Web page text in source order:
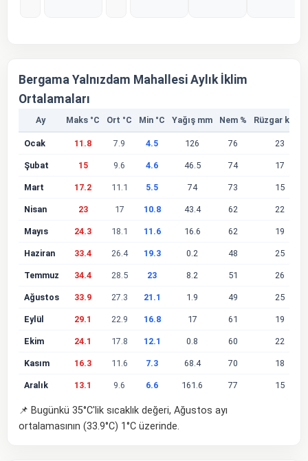
Bergama Yalnızdam Mahallesi Aylık İklim
Ortalamaları
Ay Maks °C Ort °C Min °C Yağış mm Nem % Rüzgar km/s
Ocak 11.8 7.9 4.5 126 76 23
Şubat 15 9.6 4.6 46.5 74 17
Mart 17.2 11.1 5.5 74 73 15
Nisan 23 17 10.8 43.4 62 22
Mayıs 24.3 18.1 11.6 16.6 62 19
Haziran 33.4 26.4 19.3 0.2 48 25
Temmuz 34.4 28.5 23 8.2 51 26
Ağustos 33.9 27.3 21.1 1.9 49 25
Eylül 29.1 22.9 16.8 17 61 19
Ekim 24.1 17.8 12.1 0.8 60 22
Kasım 16.3 11.6 7.3 68.4 70 18
Aralık 13.1 9.6 6.6 161.6 77 15
📌 Bugünkü 35°C'lik sıcaklık değeri, Ağustos ayı
ortalamasının (33.9°C) 1°C üzerinde.